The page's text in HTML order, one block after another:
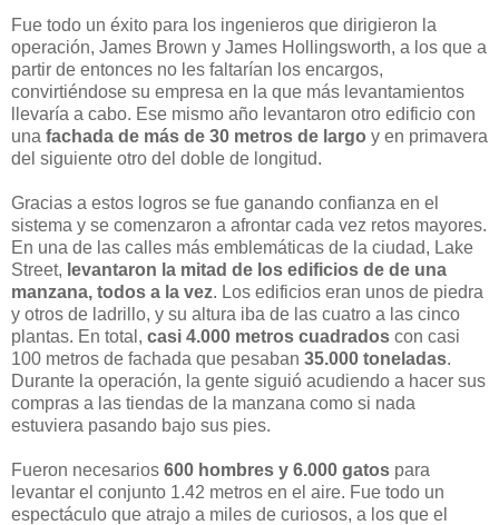
Fue todo un éxito para los ingenieros que dirigieron la
operación, James Brown y James Hollingsworth, a los que a
partir de entonces no les faltarían los encargos,
convirtiéndose su empresa en la que más levantamientos
llevaría a cabo. Ese mismo año levantaron otro edificio con
una fachada de más de 30 metros de largo y en primavera
del siguiente otro del doble de longitud.
Gracias a estos logros se fue ganando confianza en el
sistema y se comenzaron a afrontar cada vez retos mayores.
En una de las calles más emblemáticas de la ciudad, Lake
Street, levantaron la mitad de los edificios de de una
manzana, todos a la vez. Los edificios eran unos de piedra
y otros de ladrillo, y su altura iba de las cuatro a las cinco
plantas. En total, casi 4.000 metros cuadrados con casi
100 metros de fachada que pesaban 35.000 toneladas.
Durante la operación, la gente siguió acudiendo a hacer sus
compras a las tiendas de la manzana como si nada
estuviera pasando bajo sus pies.
Fueron necesarios 600 hombres y 6.000 gatos para
levantar el conjunto 1.42 metros en el aire. Fue todo un
espectáculo que atrajo a miles de curiosos, a los que el